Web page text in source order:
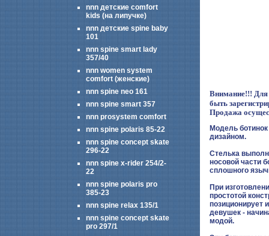
nnn детские comfort
kids (на липучке)
nnn детские spine baby
101
nnn spine smart lady
357/40
nnn women system
comfort (женские)
nnn spine neo 161
nnn spine smart 357
nnn prosystem comfort
nnn spine polaris 85-22
nnn spine concept skate
296-22
nnn spine x-rider 254/2-
22
nnn spine polaris pro
385-23
nnn spine relax 135/1
nnn spine concept skate
pro 297/1
Внимание!!! Для
быть
Продажа
Модель
дизайном.
Стелька
носовой части
сплошного
При
простотой
позиционирует
девушек -
модой.